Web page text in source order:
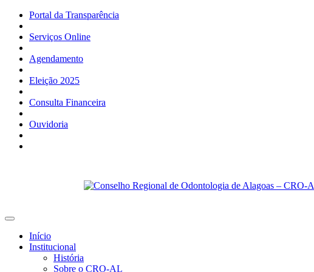
Portal da Transparência
Serviços Online
Agendamento
Eleição 2025
Consulta Financeira
Ouvidoria
Início
Institucional
História
Sobre o CRO-AL